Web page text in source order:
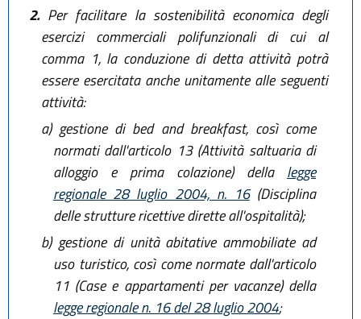
2.Per facilitare la sostenibilità economica degli
esercizi commerciali polifunzionali di cui al
comma 1, la conduzione di detta attività potrà
essere esercitata anche unitamente alle seguenti
attività:
a)gestione di bed and breakfast, così come
normati dall'articolo 13 (Attività saltuaria di
alloggio e prima colazione) della legge
regionale 28 luglio 2004, n. 16(Disciplina
delle strutture ricettive dirette all'ospitalità);
b)gestione di unità abitative ammobiliate ad
uso turistico, così come normate dall'articolo
11 (Case e appartamenti per vacanze) della
legge regionale n. 16 del 28 luglio 2004;